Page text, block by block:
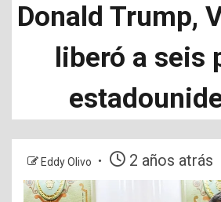
Donald Trump,
liberó a seis
Eddy Olivo 2 años atrás